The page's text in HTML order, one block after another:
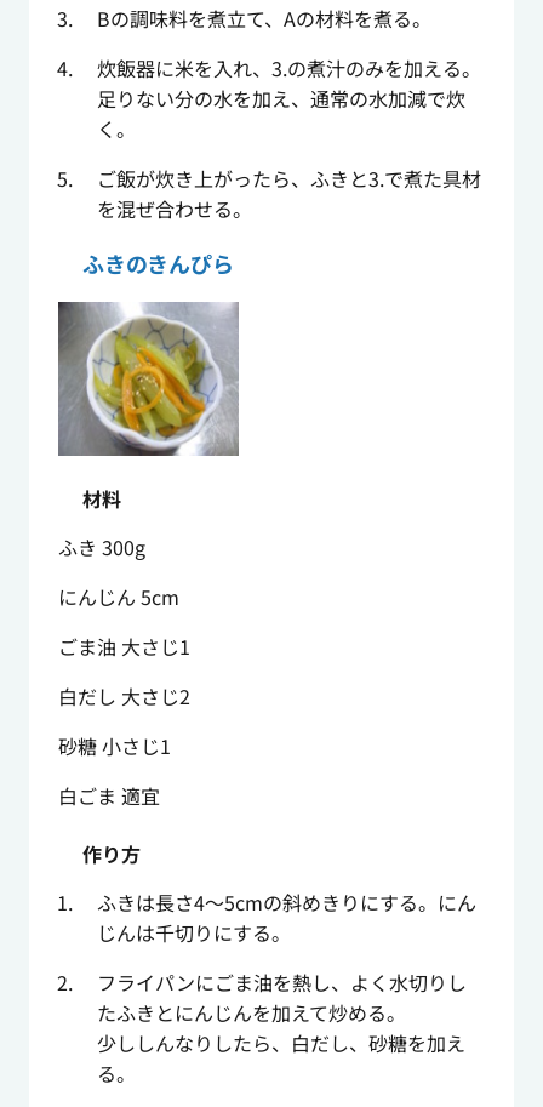
Bの調味料を煮立て、Aの材料を煮る。
炊飯器に米を入れ、3.の煮汁のみを加える。
足りない分の水を加え、通常の水加減で炊
く。
ご飯が炊き上がったら、ふきと3.で煮た具材
を混ぜ合わせる。
ふきのきんぴら
材料
ふき 300g
にんじん 5cm
ごま油 大さじ1
白だし 大さじ2
砂糖 小さじ1
白ごま 適宜
作り方
ふきは長さ4～5cmの斜めきりにする。にん
じんは千切りにする。
フライパンにごま油を熱し、よく水切りし
たふきとにんじんを加えて炒める。
少ししんなりしたら、白だし、砂糖を加え
る。